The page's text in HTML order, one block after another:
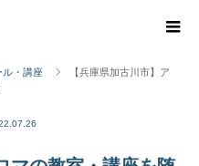
ル・講座
【兵庫県加古川市】ア